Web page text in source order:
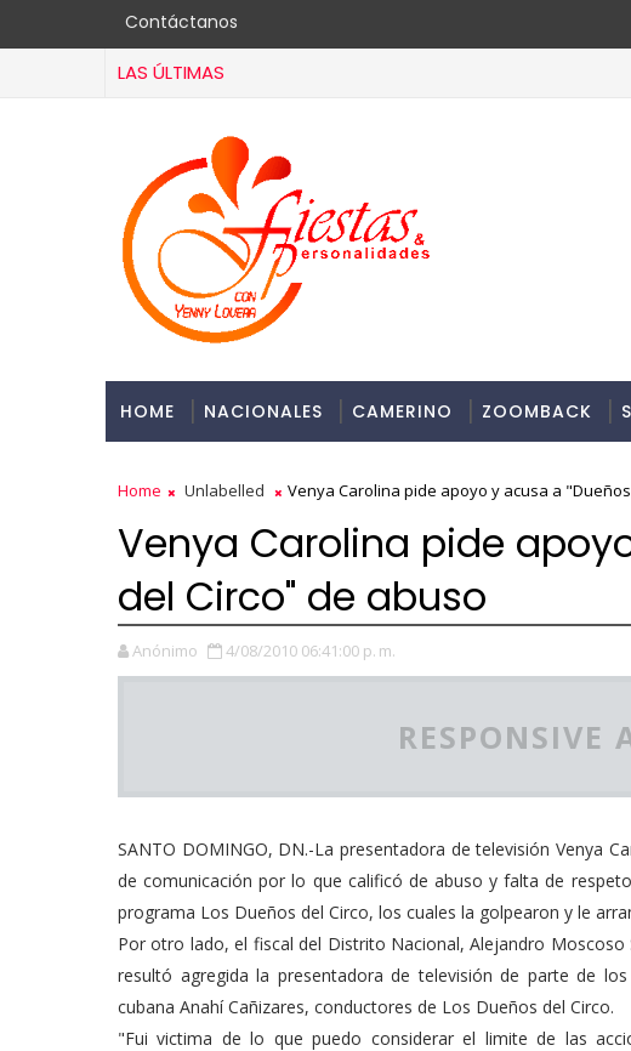
Contáctanos
LAS ÚLTIMAS
HOME NACIONALES CAMERINO ZOOMBACK
Home Unlabelled Venya Carolina pide apoyo y acusa a
Venya Carolina pide
del Circo" de abuso
Anónimo 4/08/2010 06:41:00 p. m.
RESPONSIVE
SANTO DOMINGO, DN.-La presentadora de televisión Venya
de comunicación por lo que calificó de abuso y falta de
programa Los Dueños del Circo, los cuales la golpearon y le
Por otro lado, el fiscal del Distrito Nacional, Alejandro
resultó agregida la presentadora de televisión de parte de
cubana Anahí Cañizares, conductores de Los Dueños del Circo.
"Fui victima de lo que puedo considerar el limite de las